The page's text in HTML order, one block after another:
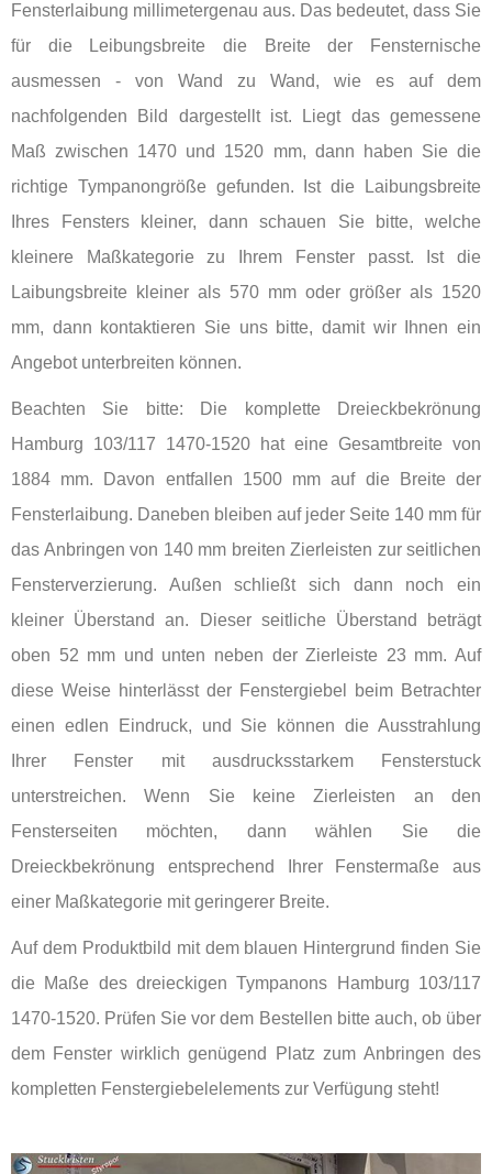
Fensterlaibung millimetergenau aus. Das bedeutet, dass Sie
für die Leibungsbreite die Breite der Fensternische
ausmessen - von Wand zu Wand, wie es auf dem
nachfolgenden Bild dargestellt ist. Liegt das gemessene
Maß zwischen 1470 und 1520 mm, dann haben Sie die
richtige Tympanongröße gefunden. Ist die Laibungsbreite
Ihres Fensters kleiner, dann schauen Sie bitte, welche
kleinere Maßkategorie zu Ihrem Fenster passt. Ist die
Laibungsbreite kleiner als 570 mm oder größer als 1520
mm, dann kontaktieren Sie uns bitte, damit wir Ihnen ein
Angebot unterbreiten können.
Beachten Sie bitte: Die komplette Dreieckbekrönung
Hamburg 103/117 1470-1520 hat eine Gesamtbreite von
1884 mm. Davon entfallen 1500 mm auf die Breite der
Fensterlaibung. Daneben bleiben auf jeder Seite 140 mm für
das Anbringen von 140 mm breiten Zierleisten zur seitlichen
Fensterverzierung. Außen schließt sich dann noch ein
kleiner Überstand an. Dieser seitliche Überstand beträgt
oben 52 mm und unten neben der Zierleiste 23 mm. Auf
diese Weise hinterlässt der Fenstergiebel beim Betrachter
einen edlen Eindruck, und Sie können die Ausstrahlung
Ihrer Fenster mit ausdrucksstarkem Fensterstuck
unterstreichen. Wenn Sie keine Zierleisten an den
Fensterseiten möchten, dann wählen Sie die
Dreieckbekrönung entsprechend Ihrer Fenstermaße aus
einer Maßkategorie mit geringerer Breite.
Auf dem Produktbild mit dem blauen Hintergrund finden Sie
die Maße des dreieckigen Tympanons Hamburg 103/117
1470-1520. Prüfen Sie vor dem Bestellen bitte auch, ob über
dem Fenster wirklich genügend Platz zum Anbringen des
kompletten Fenstergiebelelements zur Verfügung steht!